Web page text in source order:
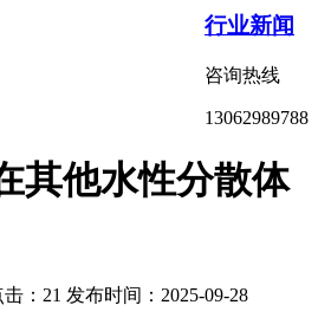
行业新闻
咨询热线
13062989788
其他水性分散体
击：21 发布时间：2025-09-28